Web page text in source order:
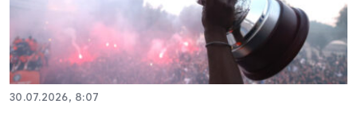
30.07.2026, 8:07